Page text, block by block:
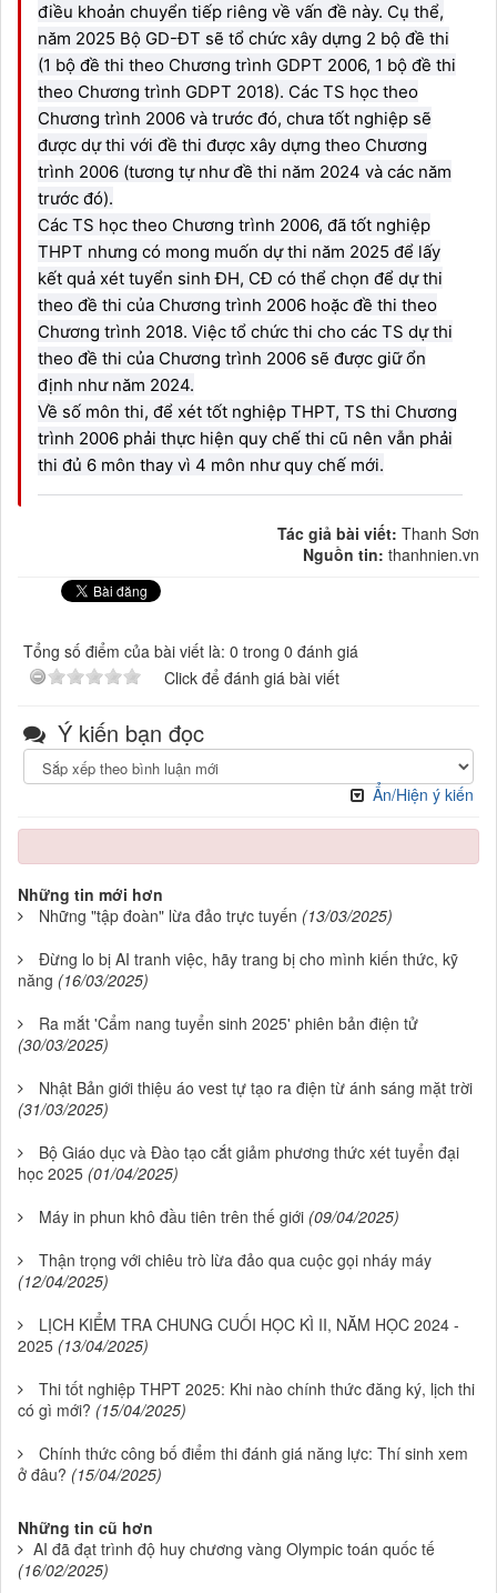
điều khoản chuyển tiếp riêng về vấn đề này. Cụ thể,
năm 2025 Bộ GD-ĐT sẽ tổ chức xây dựng 2 bộ đề thi
(1 bộ đề thi theo Chương trình GDPT 2006, 1 bộ đề thi
theo Chương trình GDPT 2018). Các TS học theo
Chương trình 2006 và trước đó, chưa tốt nghiệp sẽ
được dự thi với đề thi được xây dựng theo Chương
trình 2006 (tương tự như đề thi năm 2024 và các năm
trước đó).
Các TS học theo Chương trình 2006, đã tốt nghiệp
THPT nhưng có mong muốn dự thi năm 2025 để lấy
kết quả xét tuyển sinh ĐH, CĐ có thể chọn để dự thi
theo đề thi của Chương trình 2006 hoặc đề thi theo
Chương trình 2018. Việc tổ chức thi cho các TS dự thi
theo đề thi của Chương trình 2006 sẽ được giữ ổn
định như năm 2024.
Về số môn thi, để xét tốt nghiệp THPT, TS thi Chương
trình 2006 phải thực hiện quy chế thi cũ nên vẫn phải
thi đủ 6 môn thay vì 4 môn như quy chế mới.
Tác giả bài viết: Thanh Sơn
Nguồn tin: thanhnien.vn
Tổng số điểm của bài viết là: 0 trong 0 đánh giá
Click để đánh giá bài viết
Ý kiến bạn đọc
Ẩn/Hiện ý kiến
Những tin mới hơn
Những "tập đoàn" lừa đảo trực tuyến (13/03/2025)
Đừng lo bị AI tranh việc, hãy trang bị cho mình kiến thức, kỹ
năng (16/03/2025)
Ra mắt 'Cẩm nang tuyển sinh 2025' phiên bản điện tử
(30/03/2025)
Nhật Bản giới thiệu áo vest tự tạo ra điện từ ánh sáng mặt trời
(31/03/2025)
Bộ Giáo dục và Đào tạo cắt giảm phương thức xét tuyển đại
học 2025 (01/04/2025)
Máy in phun khô đầu tiên trên thế giới (09/04/2025)
Thận trọng với chiêu trò lừa đảo qua cuộc gọi nháy máy
(12/04/2025)
LỊCH KIỂM TRA CHUNG CUỐI HỌC KÌ II, NĂM HỌC 2024 -
2025 (13/04/2025)
Thi tốt nghiệp THPT 2025: Khi nào chính thức đăng ký, lịch thi
có gì mới? (15/04/2025)
Chính thức công bố điểm thi đánh giá năng lực: Thí sinh xem
ở đâu? (15/04/2025)
Những tin cũ hơn
AI đã đạt trình độ huy chương vàng Olympic toán quốc tế
(16/02/2025)